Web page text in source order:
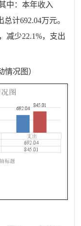
中：本年收入
总计692.04万元。
减少22.1%，支出
情况图）